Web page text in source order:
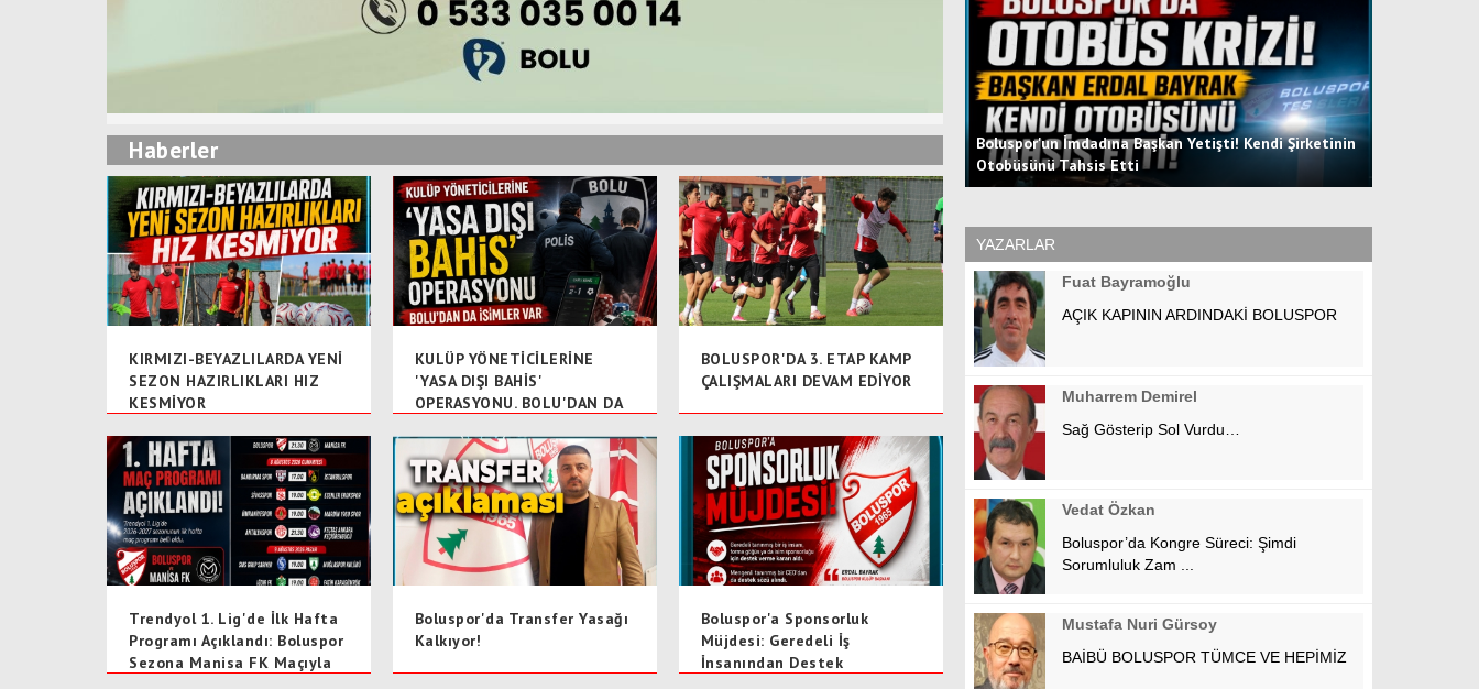
Haberler
KIRMIZI-BEYAZLILARDA YENİ
SEZON HAZIRLIKLARI HIZ
KESMİYOR
KULÜP YÖNETİCİLERİNE
'YASA DIŞI BAHİS'
OPERASYONU. BOLU'DAN DA
BOLUSPOR'DA 3. ETAP KAMP
ÇALIŞMALARI DEVAM EDİYOR
Trendyol 1. Lig'de İlk Hafta
Programı Açıklandı: Boluspor
Sezona Manisa FK Maçıyla
Boluspor'da Transfer Yasağı
Kalkıyor!
Boluspor'a Sponsorluk
Müjdesi: Geredeli İş
İnsanından Destek
Boluspor'un İmdadına Başkan Yetişti! Kendi Şirketinin
Otobüsünü Tahsis Etti
YAZARLAR
Fuat Bayramoğlu
AÇIK KAPININ ARDINDAKİ BOLUSPOR
Muharrem Demirel
Sağ Gösterip Sol Vurdu…
Vedat Özkan
Boluspor’da Kongre Süreci: Şimdi
Sorumluluk Zam ...
Mustafa Nuri Gürsoy
BAİBÜ BOLUSPOR TÜMCE VE HEPİMİZ